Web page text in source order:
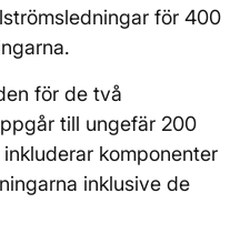
för 400
för de två
till ungefär 200
komponenter
inklusive de